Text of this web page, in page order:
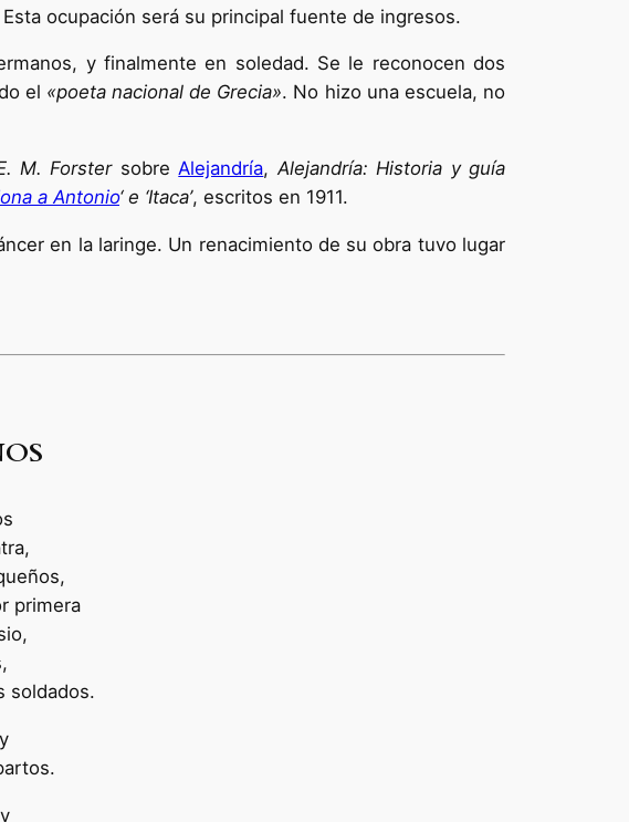
ocupación será su principal fuente de ingresos.
y finalmente en soledad. Se le reconocen dos
el «poeta nacional de Grecia». No hizo una escuela, no
M. ForstersobreAlejandría,Alejandría: Historia y guía
a Antonio‘ e ‘Itaca’, escritos en 1911.
en la laringe. Un renacimiento de su obra tuvo lugar
primera
soldados.